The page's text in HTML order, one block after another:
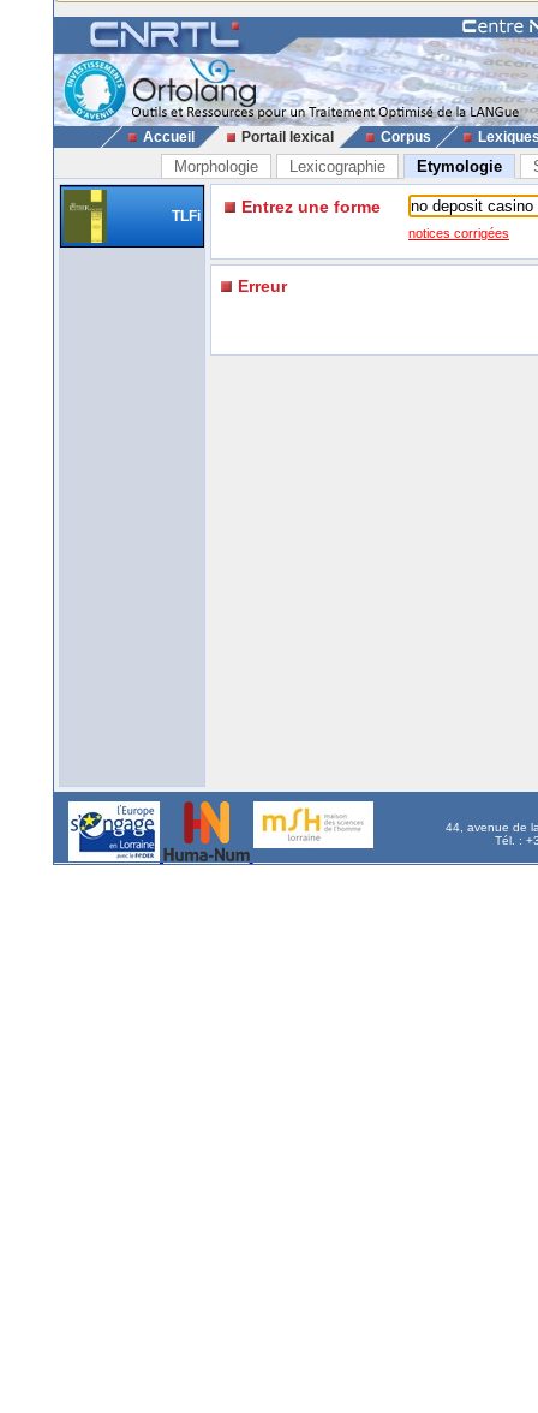
Accueil Portail lexical Corpus
Morphologie Lexicographie Etymologie
TLFi Entrez une forme
notices corrigées
Erreur
44, avenue de
Tél. :